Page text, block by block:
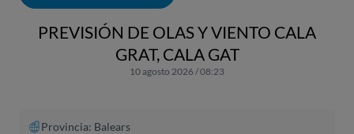
PREVISIÓN DE OLAS Y VIENTO CALA
GRAT, CALA GAT
10 agosto 2026 / 08:23
Provincia: Balears